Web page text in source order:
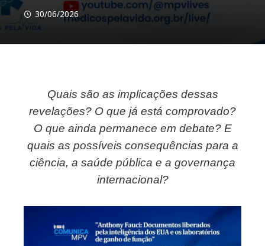
30/06/2026
Quais são as implicações dessas
revelações? O que já está comprovado?
O que ainda permanece em debate? E
quais as possíveis consequências para a
ciência, a saúde pública e a governança
internacional?